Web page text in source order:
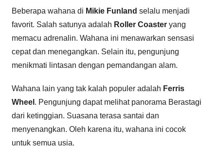
Beberapa wahana di Mikie Funland selalu menjadi
favorit. Salah satunya adalah Roller Coaster yang
memacu adrenalin. Wahana ini menawarkan sensasi
cepat dan menegangkan. Selain itu, pengunjung
menikmati lintasan dengan pemandangan alam.
Wahana lain yang tak kalah populer adalah Ferris
Wheel . Pengunjung dapat melihat panorama Berastagi
dari ketinggian. Suasana terasa santai dan
menyenangkan. Oleh karena itu, wahana ini cocok
untuk semua usia.